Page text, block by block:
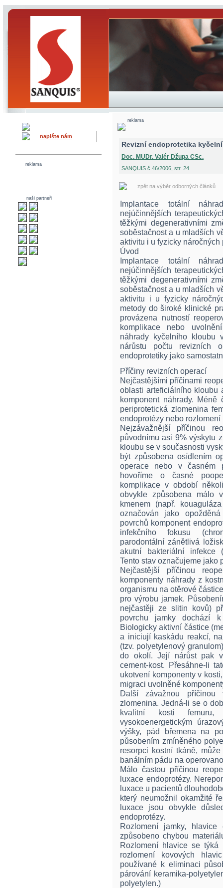
napište nám
reklama
naši partneři
reklama
Revizní endoprotetika
Doc. MUDr. Valér Džupa CSc.
SANQUIS č.46/2006, str. 24
zpět na výběr odborných článků
Implantace totální
nejúčinnějších
těžkými degenerativními
soběstačnost a u mladších
aktivitu i u fyzicky náročných
Úvod
Implantace totální
nejúčinnějších
těžkými degenerativními
soběstačnost a u mladších
aktivitu i u fyzicky
metody do široké klinické
provázena nutností
komplikace nebo
náhrady kyčelního kloubu
nárůstu počtu revizních
endoprotetiky jako
Příčiny revizních operací
Nejčastějšími příčinami
oblasti arteficiálního kloubu
komponent náhrady.
periprotetická zlomenina
endoprotézy nebo rozlomení
Nejzávažnější příčinou
původnímu asi 9% výskytu
kloubu se v současnosti
být způsobena osídlením
operace nebo v časném
hovoříme o časné
komplikace v období
obvykle způsobena málo
kmenem (např.
označován jako
povrchů komponent
infekčního fokusu
parodontální zánětlivá
akutní bakteriální infekce
Tento stav označujeme jako
Nejčastější příčinou
komponenty náhrady z
organismu na otěrové
pro výrobu jamek.
nejčastěji ze slitin kovů)
povrchu jamky dochází k
Biologicky aktivní částice
a iniciují kaskádu reakcí,
(tzv. polyetylenový
do okolí. Její nárůst pak
cement-kost. Přesáhne-li
ukotvení komponenty v
migraci uvolněné
Další závažnou příčinou
zlomenina. Jedná-li se o
kvalitní kosti femuru,
vysokoenergetickým
výšky, pád břemena na
působením zmíněného
resorpci kostní tkáně,
banálním pádu na
Málo častou příčinou
luxace endoprotézy.
luxace u pacientů
který neumožnil okamžité
luxace jsou obvykle
endoprotézy.
Rozlomení jamky,
způsobeno chybou
Rozlomení hlavice se týká
rozlomení kovových
používané k eliminaci
párování keramika-
polyetylen.)